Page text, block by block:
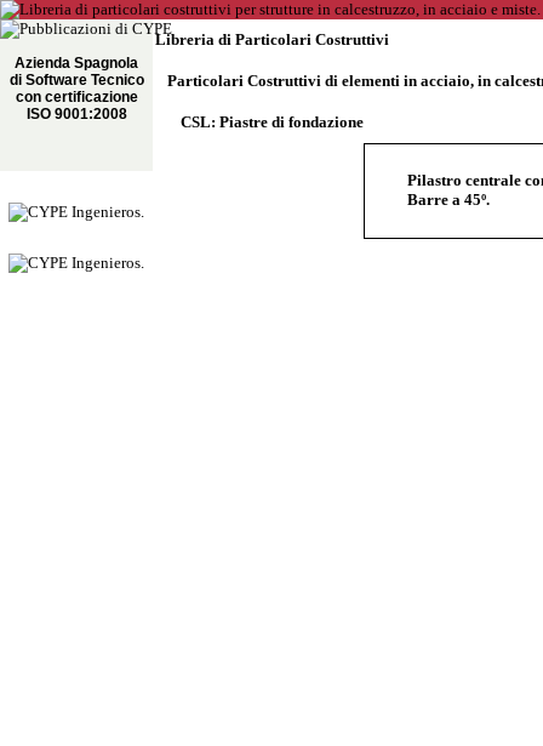
Azienda Spagnola
di Software Tecnico
con certificazione
ISO 9001:2008
Libreria di Particolari Costruttivi
Particolari Costruttivi di elementi in acciaio, in
CSL: Piastre di fondazione
Pilastro centrale
Barre a 45º.